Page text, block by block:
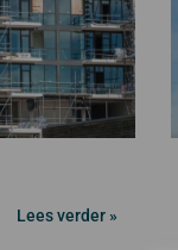
Lees verder »